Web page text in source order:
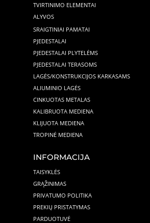
TVIRTINIMO ELEMENTAI
ALYVOS
SRAIGTINIAI PAMATAI
PJEDESTALAI
PJEDESTALAI PLYTELĖMS
PJEDESTALAI TERASOMS
LAGĖS/KONSTRUKCIJOS KARKASAMS
ALIUMINIO LAGĖS
CINKUOTAS METALAS
KALIBRUOTA MEDIENA
KLIJUOTA MEDIENA
TROPINĖ MEDIENA
INFORMACIJA
TAISYKLĖS
GRĄŽINIMAS
PRIVATUMO POLITIKA
PREKIŲ PRISTATYMAS
PARDUOTUVĖ